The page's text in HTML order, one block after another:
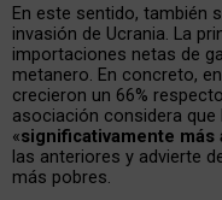
En este sentido, también
invasión de Ucrania. La
importaciones netas de
metanero. En concreto,
crecieron un 66%
asociación considera
«significativamente más
las anteriores y advierte
más pobres.